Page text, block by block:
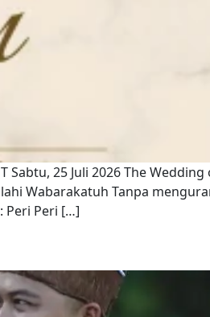
25 Juli 2026 The Wedding
Wabarakatuh Tanpa
Peri Peri […]